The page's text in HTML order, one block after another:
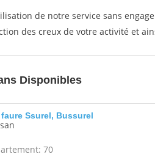
de notre service sans
des creux de votre activité et
Disponibles
faure Ssurel, Bussurel
70